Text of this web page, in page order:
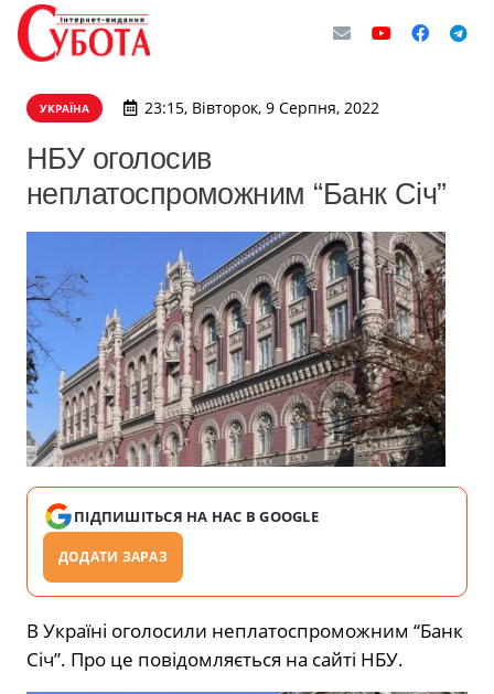
УКРАЇНА 23:15, Вівторок, 9 Серпня, 2022
НБУ оголосив
неплатоспроможним “Банк Січ”
ПІДПИШІТЬСЯ НА НАС В GOOGLE
ДОДАТИ ЗАРАЗ
В Україні оголосили неплатоспроможним “Банк
Січ”. Про це повідомляється на сайті НБУ.